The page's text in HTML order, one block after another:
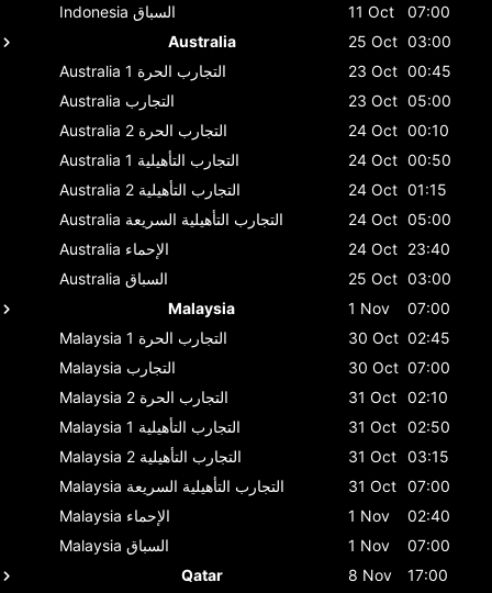
Indonesia السباق 11 Oct
07:00
Australia
25 Oct 03:00
Australia
التجارب الحرة 1 23 Oct 00:45
Australia التجارب 23 Oct 05:00
Australia
التجارب الحرة 2 24 Oct 00:10
Australia
التجارب التأهيلية 1 24 Oct 00:50
Australia
التجارب التأهيلية 2 24 Oct 01:15
Australia التجارب التأهيلية السريعة 24 Oct 05:00
Australia الإحماء 24 Oct 23:40
Australia السباق 25 Oct 03:00
Malaysia
1 Nov
07:00
Malaysia
التجارب الحرة 1 30 Oct 02:45
Malaysia التجارب 30 Oct 07:00
Malaysia
التجارب الحرة 2 31 Oct 02:10
Malaysia
التجارب التأهيلية 1 31 Oct 02:50
Malaysia
التجارب التأهيلية 2 31 Oct 03:15
Malaysia التجارب التأهيلية السريعة 31 Oct 07:00
Malaysia الإحماء 1 Nov
02:40
Malaysia السباق 1 Nov
07:00
Qatar
8 Nov
17:00